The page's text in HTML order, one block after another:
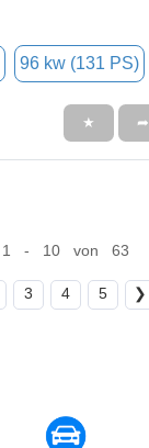
96 kw (131 PS)
★ ➦
1 - 10 von 63
3 4 5 ❯